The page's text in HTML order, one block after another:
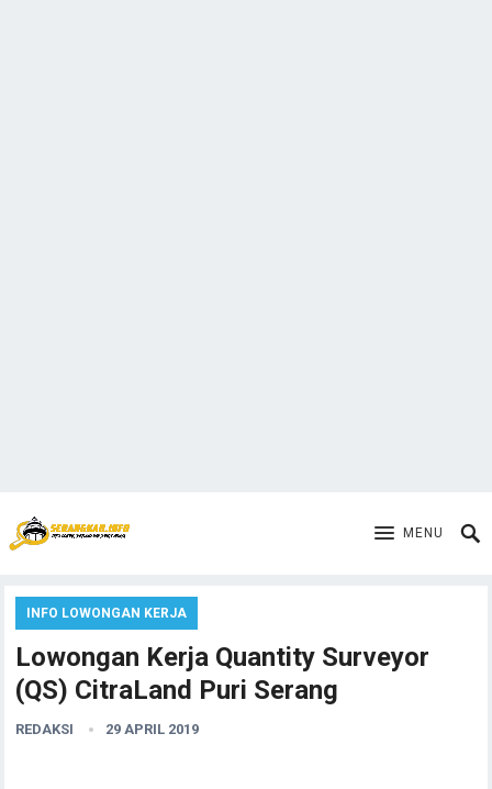
MENU
INFO LOWONGAN KERJA
Lowongan Kerja Quantity Surveyor
(QS) CitraLand Puri Serang
REDAKSI 29 APRIL 2019